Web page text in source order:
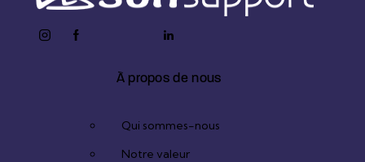
instagramfacebook- youtube2
linkedin
À propos de nous
Qui sommes-nous
Notre valeur